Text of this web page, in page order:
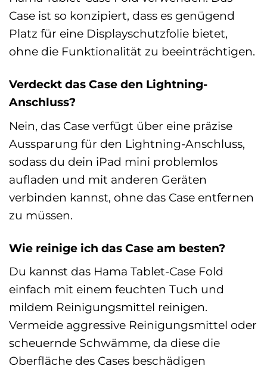
Case ist so konzipiert, dass es genügend
Platz für eine Displayschutzfolie bietet,
ohne die Funktionalität zu beeinträchtigen.
Verdeckt das Case den Lightning-
Anschluss?
Nein, das Case verfügt über eine präzise
Aussparung für den Lightning-Anschluss,
sodass du dein iPad mini problemlos
aufladen und mit anderen Geräten
verbinden kannst, ohne das Case entfernen
zu müssen.
Wie reinige ich das Case am besten?
Du kannst das Hama Tablet-Case Fold
einfach mit einem feuchten Tuch und
mildem Reinigungsmittel reinigen.
Vermeide aggressive Reinigungsmittel oder
scheuernde Schwämme, da diese die
Oberfläche des Cases beschädigen